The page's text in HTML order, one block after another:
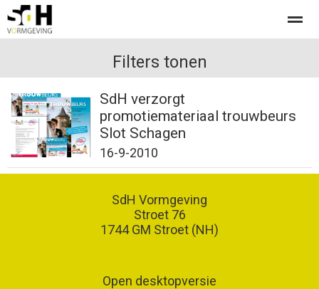
Offerte aanvragen bij SdH Vormgeving
Home Nieuws Contact
Filters tonen
SdH verzorgt
promotiemateriaal trouwbeurs
Slot Schagen
16-9-2010
SdH Vormgeving
Stroet 76
1744 GM Stroet (NH)
Open desktopversie